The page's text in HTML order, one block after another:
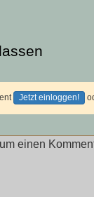
Jetzt einloggen!